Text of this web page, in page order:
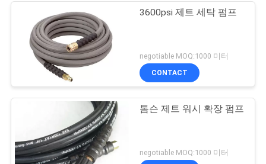
3600psi 제트 세탁 펌프
negotiable MOQ:1000 미터
CONTACT
톰슨 제트 워시 확장 펌프
negotiable MOQ:1000 미터